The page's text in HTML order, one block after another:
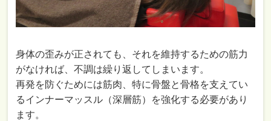
身体の歪みが正されても、それを維持するための筋力
がなければ、不調は繰り返してしまいます。
再発を防ぐためには筋肉、特に骨盤と骨格を支えてい
るインナーマッスル（深層筋）を強化する必要があり
ます。